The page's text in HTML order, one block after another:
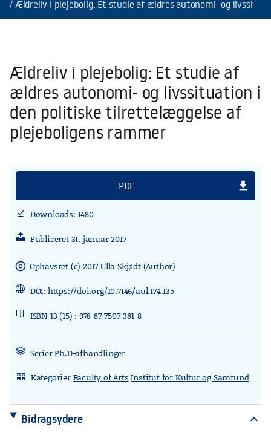
Ældreliv i plejebolig: Et studie af ældres autonomi- og
Ældreliv i plejebolig: Et studie af
ældres autonomi- og livssituation i
den politiske tilrettelæggelse af
plejeboligens rammer
PDF file_download
download_done
Downloads: 1480
Publiceret 31. januar 2017
copyright Ophavsret (c) 2017 Ulla Skjødt (Author)
DOI: https://doi.org/10.7146/aul.174.135
ISBN-13 (15) : 978-87-7507-381-8
SerierPh.D-afhandlinger
rdl_stand_desk KategorierFaculty of Arts Institut for Kultur og Samfund
Bidragsydere expand_more